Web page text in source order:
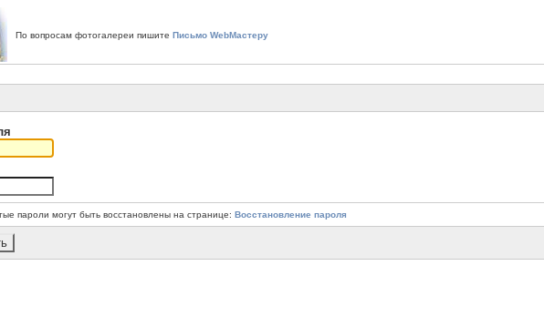
По вопросам фотогалереи пишите Письмо WebМастеру
пароли могут быть восстановлены на странице: Восстановление пароля